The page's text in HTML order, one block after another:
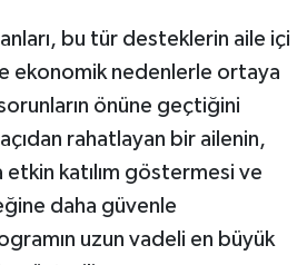
bu tür desteklerin aile içi
ekonomik nedenlerle ortaya
önüne geçtiğini
rahatlayan bir ailenin,
katılım göstermesi ve
daha güvenle
uzun vadeli en büyük